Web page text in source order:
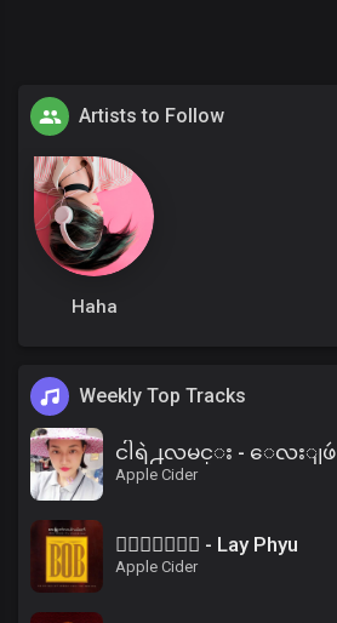
Artists to Follow
Haha
Weekly Top Tracks
ငါရဲ႕လမင္း - ေလးျဖဴ
Apple Cider
၀ိေရာဓိ - Lay Phyu
Apple Cider